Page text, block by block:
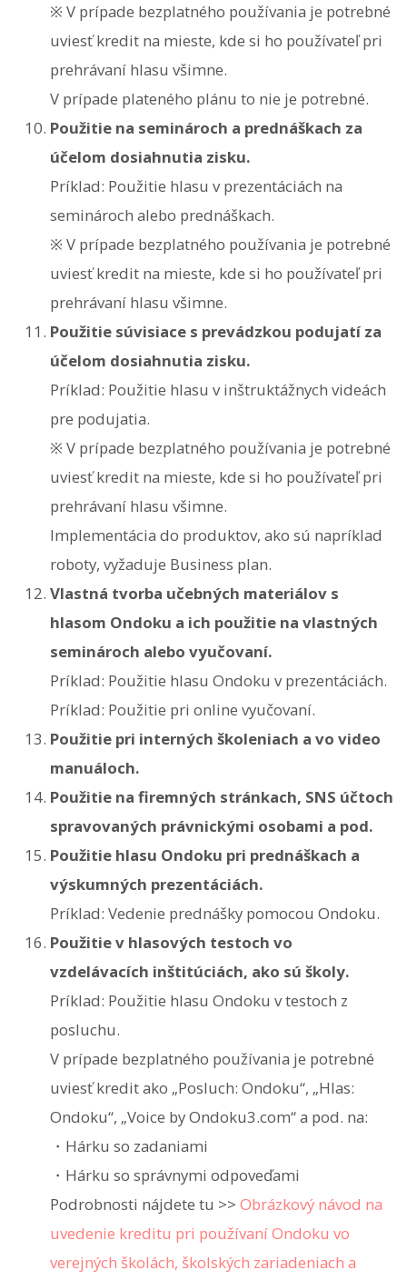
※ V prípade bezplatného používania je potrebné
uviesť kredit na mieste, kde si ho používateľ pri
prehrávaní hlasu všimne.
V prípade plateného plánu to nie je potrebné.
Použitie na seminároch a prednáškach za
účelom dosiahnutia zisku.
Príklad: Použitie hlasu v prezentáciách na
seminároch alebo prednáškach.
※ V prípade bezplatného používania je potrebné
uviesť kredit na mieste, kde si ho používateľ pri
prehrávaní hlasu všimne.
Použitie súvisiace s prevádzkou podujatí za
účelom dosiahnutia zisku.
Príklad: Použitie hlasu v inštruktážnych videách
pre podujatia.
※ V prípade bezplatného používania je potrebné
uviesť kredit na mieste, kde si ho používateľ pri
prehrávaní hlasu všimne.
Implementácia do produktov, ako sú napríklad
roboty, vyžaduje Business plan.
Vlastná tvorba učebných materiálov s
hlasom Ondoku a ich použitie na vlastných
seminároch alebo vyučovaní.
Príklad: Použitie hlasu Ondoku v prezentáciách.
Príklad: Použitie pri online vyučovaní.
Použitie pri interných školeniach a vo video
manuáloch.
Použitie na firemných stránkach, SNS účtoch
spravovaných právnickými osobami a pod.
Použitie hlasu Ondoku pri prednáškach a
výskumných prezentáciách.
Príklad: Vedenie prednášky pomocou Ondoku.
Použitie v hlasových testoch vo
vzdelávacích inštitúciách, ako sú školy.
Príklad: Použitie hlasu Ondoku v testoch z
posluchu.
V prípade bezplatného používania je potrebné
uviesť kredit ako „Posluch: Ondoku“, „Hlas:
Ondoku“, „Voice by Ondoku3.com“ a pod. na:
・Hárku so zadaniami
・Hárku so správnymi odpoveďami
Podrobnosti nájdete tu >> Obrázkový návod na
uvedenie kreditu pri používaní Ondoku vo
verejných školách, školských zariadeniach a